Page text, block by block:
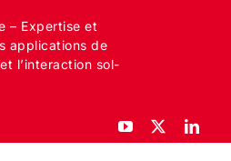
– Expertise et
applications de
l’interaction sol-